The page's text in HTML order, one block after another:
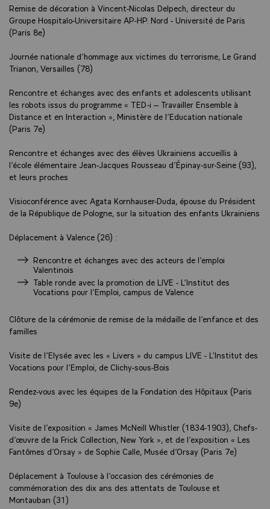
Remise de décoration à Vincent-Nicolas Delpech, directeur du
Groupe Hospitalo-Universitaire AP-HP. Nord - Université de Paris
(Paris 8e)
Journée nationale d’hommage aux victimes du terrorisme, Le Grand
Trianon, Versailles (78)
Rencontre et échanges avec des enfants et adolescents utilisant
les robots issus du programme « TED-i – Travailler Ensemble à
Distance et en Interaction », Ministère de l’Education nationale
(Paris 7e)
Rencontre et échanges avec des élèves Ukrainiens accueillis à
l’école élémentaire Jean-Jacques Rousseau d’Épinay-sur-Seine (93),
et leurs proches
Visioconférence avec Agata Kornhauser-Duda, épouse du Président
de la République de Pologne, sur la situation des enfants Ukrainiens
Déplacement à Valence (26) :
Rencontre et échanges avec des acteurs de l’emploi
Valentinois
Table ronde avec la promotion de LIVE - L’Institut des
Vocations pour l’Emploi, campus de Valence
Clôture de la cérémonie de remise de la médaille de l’enfance et des
familles
Visite de l’Elysée avec les « Livers » du campus LIVE - L’Institut des
Vocations pour l’Emploi, de Clichy-sous-Bois
Rendez-vous avec les équipes de la Fondation des Hôpitaux (Paris
9e)
Visite de l’exposition « James McNeill Whistler (1834-1903), Chefs-
d’œuvre de la Frick Collection, New York », et de l’exposition « Les
Fantômes d’Orsay » de Sophie Calle, Musée d’Orsay (Paris 7e)
Déplacement à Toulouse à l’occasion des cérémonies de
commémoration des dix ans des attentats de Toulouse et
Montauban (31)